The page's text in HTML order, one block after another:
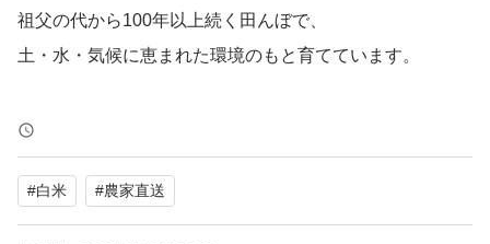
祖父の代から100年以上続く田んぼで、
土・水・気候に恵まれた環境のもと育てています。
2kgでは少し足りないけれど、
5kgは多いと感じる方にちょうどいい3kgサイズ。
ご家庭用に使いやすく、リピートにもおすすめです。
#白米 #農家直送